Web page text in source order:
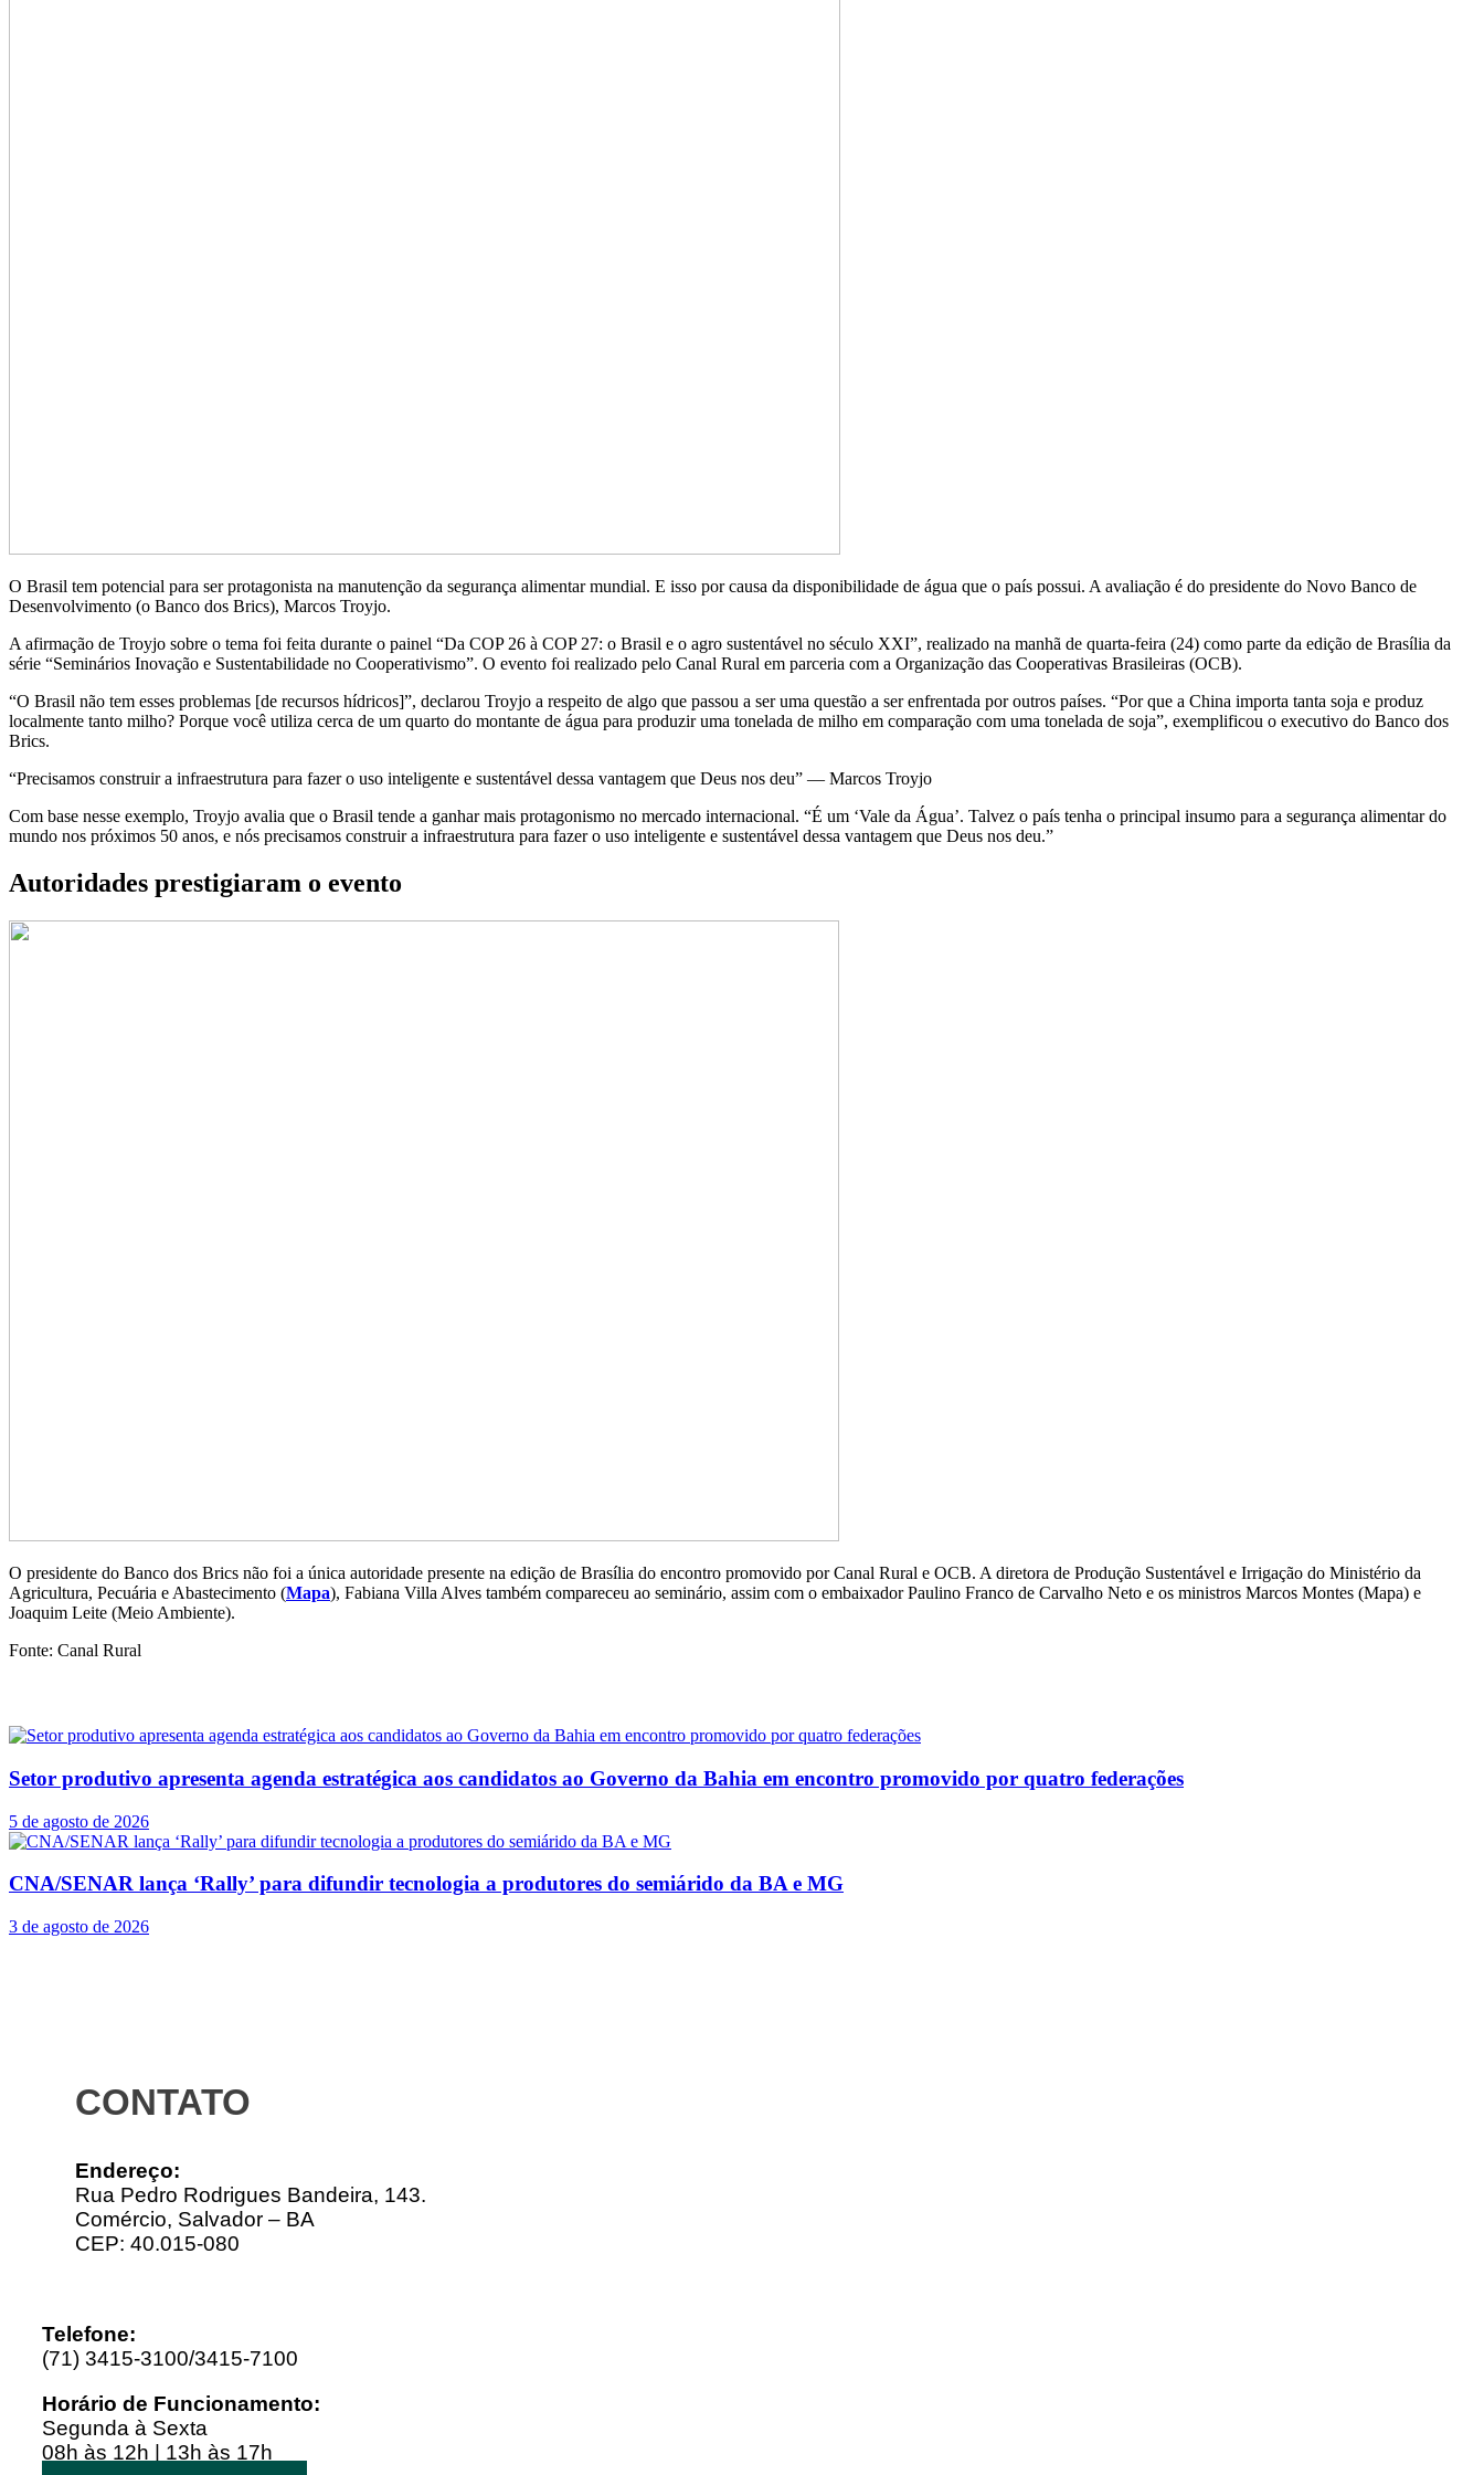
O Brasil tem potencial para ser protagonista na manutenção da segurança alimentar mundial. E isso por causa da disponibilidade de água que o país possui. A avaliação é do presidente do Novo Banco de
Desenvolvimento (o Banco dos Brics), Marcos Troyjo.
A afirmação de Troyjo sobre o tema foi feita durante o painel “Da COP 26 à COP 27: o Brasil e o agro sustentável no século XXI”, realizado na manhã de quarta-feira (24) como parte da edição de Brasília da
série “Seminários Inovação e Sustentabilidade no Cooperativismo”. O evento foi realizado pelo Canal Rural em parceria com a Organização das Cooperativas Brasileiras (OCB).
“O Brasil não tem esses problemas [de recursos hídricos]”, declarou Troyjo a respeito de algo que passou a ser uma questão a ser enfrentada por outros países. “Por que a China importa tanta soja e produz
localmente tanto milho? Porque você utiliza cerca de um quarto do montante de água para produzir uma tonelada de milho em comparação com uma tonelada de soja”, exemplificou o executivo do Banco dos
Brics.
“Precisamos construir a infraestrutura para fazer o uso inteligente e sustentável dessa vantagem que Deus nos deu” — Marcos Troyjo
Com base nesse exemplo, Troyjo avalia que o Brasil tende a ganhar mais protagonismo no mercado internacional. “É um ‘Vale da Água’. Talvez o país tenha o principal insumo para a segurança alimentar do
mundo nos próximos 50 anos, e nós precisamos construir a infraestrutura para fazer o uso inteligente e sustentável dessa vantagem que Deus nos deu.”
Autoridades prestigiaram o evento
O presidente do Banco dos Brics não foi a única autoridade presente na edição de Brasília do encontro promovido por Canal Rural e OCB. A diretora de Produção Sustentável e Irrigação do Ministério da
Agricultura, Pecuária e Abastecimento (Mapa), Fabiana Villa Alves também compareceu ao seminário, assim com o embaixador Paulino Franco de Carvalho Neto e os ministros Marcos Montes (Mapa) e
Joaquim Leite (Meio Ambiente).
Fonte: Canal Rural
Setor produtivo apresenta agenda estratégica aos candidatos ao Governo da Bahia em encontro promovido por quatro federações
5 de agosto de 2026
CNA/SENAR lança ‘Rally’ para difundir tecnologia a produtores do semiárido da BA e MG
3 de agosto de 2026
CONTATO
Endereço:
Rua Pedro Rodrigues Bandeira, 143.
Comércio, Salvador – BA
CEP: 40.015-080
Telefone:
(71) 3415-3100/3415-7100
Horário de Funcionamento:
Segunda à Sexta
08h às 12h | 13h às 17h